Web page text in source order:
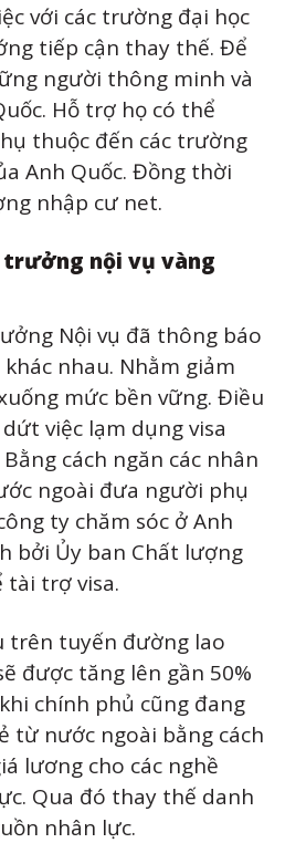
với các trường đại học
tiếp cận thay thế. Để
người thông minh và
Hỗ trợ họ có thể
thuộc đến các trường
Anh Quốc. Đồng thời
nhập cư net.
trưởng nội vụ vàng
Nội vụ đã thông báo
nhau. Nhằm giảm
mức bền vững. Điều
việc lạm dụng visa
cách ngăn các nhân
ngoài đưa người phụ
ty chăm sóc ở Anh
bởi Ủy ban Chất lượng
tài trợ visa.
trên tuyến đường lao
được tăng lên gần 50%
chính phủ cũng đang
từ nước ngoài bằng cách
lương cho các nghề
Qua đó thay thế danh
nhân lực.